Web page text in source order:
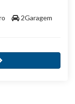
2Garagem